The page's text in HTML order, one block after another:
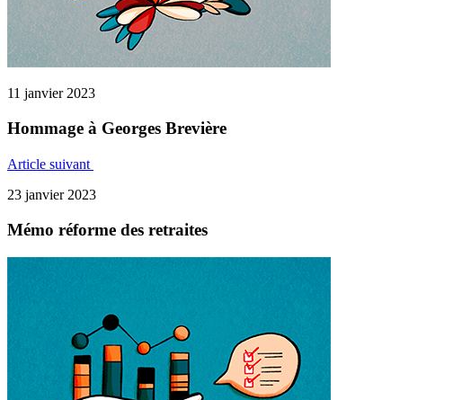
11 janvier 2023
Hommage à Georges Brevière
Article suivant
23 janvier 2023
Mémo réforme des retraites